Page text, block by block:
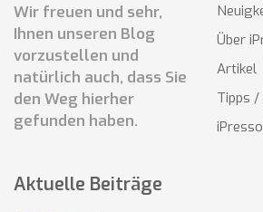
Wir freuen und sehr,
Ihnen unseren Blog
vorzustellen und
natürlich auch, dass Sie
den Weg hierher
gefunden haben.
Über
Artikel
Tipps /
Aktuelle Beiträge